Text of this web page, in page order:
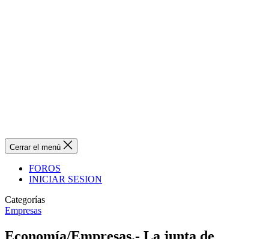
Cerrar el menú
FOROS
INICIAR SESION
Categorías
Empresas